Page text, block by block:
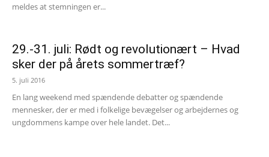
meldes at stemningen er...
29.-31. juli: Rødt og revolutionært – Hvad
sker der på årets sommertræf?
5. juli 2016
En lang weekend med spændende debatter og spændende
mennesker, der er med i folkelige bevægelser og arbejdernes og
ungdommens kampe over hele landet. Det...